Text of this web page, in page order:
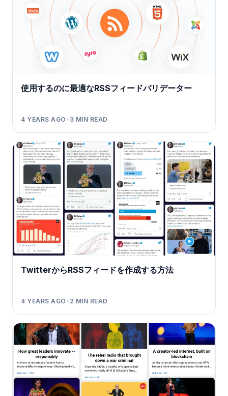
使用するのに最適なRSSフィードバリデーター
4 YEARS AGO • 3 MIN READ
TwitterからRSSフィードを作成する方法
4 YEARS AGO • 2 MIN READ